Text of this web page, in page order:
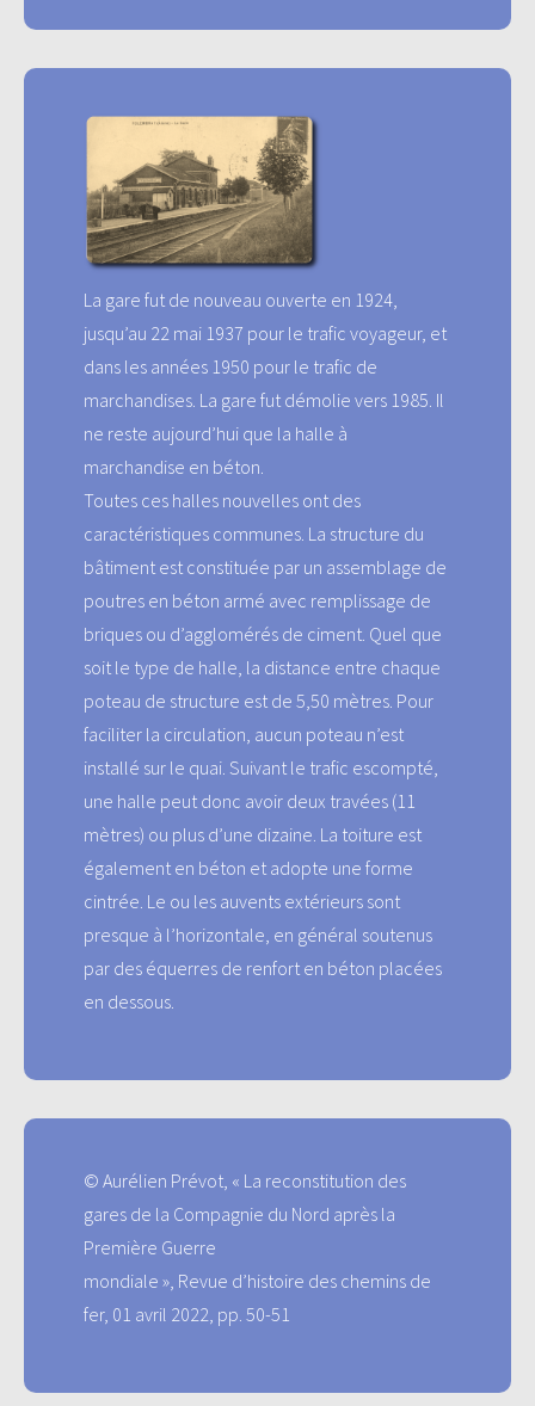
La gare fut de nouveau ouverte en 1924,
jusqu’au 22 mai 1937 pour le trafic voyageur, et
dans les années 1950 pour le trafic de
marchandises. La gare fut démolie vers 1985. Il
ne reste aujourd’hui que la halle à
marchandise en béton.
Toutes ces halles nouvelles ont des
caractéristiques communes. La structure du
bâtiment est constituée par un assemblage de
poutres en béton armé avec remplissage de
briques ou d’agglomérés de ciment. Quel que
soit le type de halle, la distance entre chaque
poteau de structure est de 5,50 mètres. Pour
faciliter la circulation, aucun poteau n’est
installé sur le quai. Suivant le trafic escompté,
une halle peut donc avoir deux travées (11
mètres) ou plus d’une dizaine. La toiture est
également en béton et adopte une forme
cintrée. Le ou les auvents extérieurs sont
presque à l’horizontale, en général soutenus
par des équerres de renfort en béton placées
en dessous.
© Aurélien Prévot, « La reconstitution des
gares de la Compagnie du Nord après la
Première Guerre
mondiale », Revue d’histoire des chemins de
fer, 01 avril 2022, pp. 50-51